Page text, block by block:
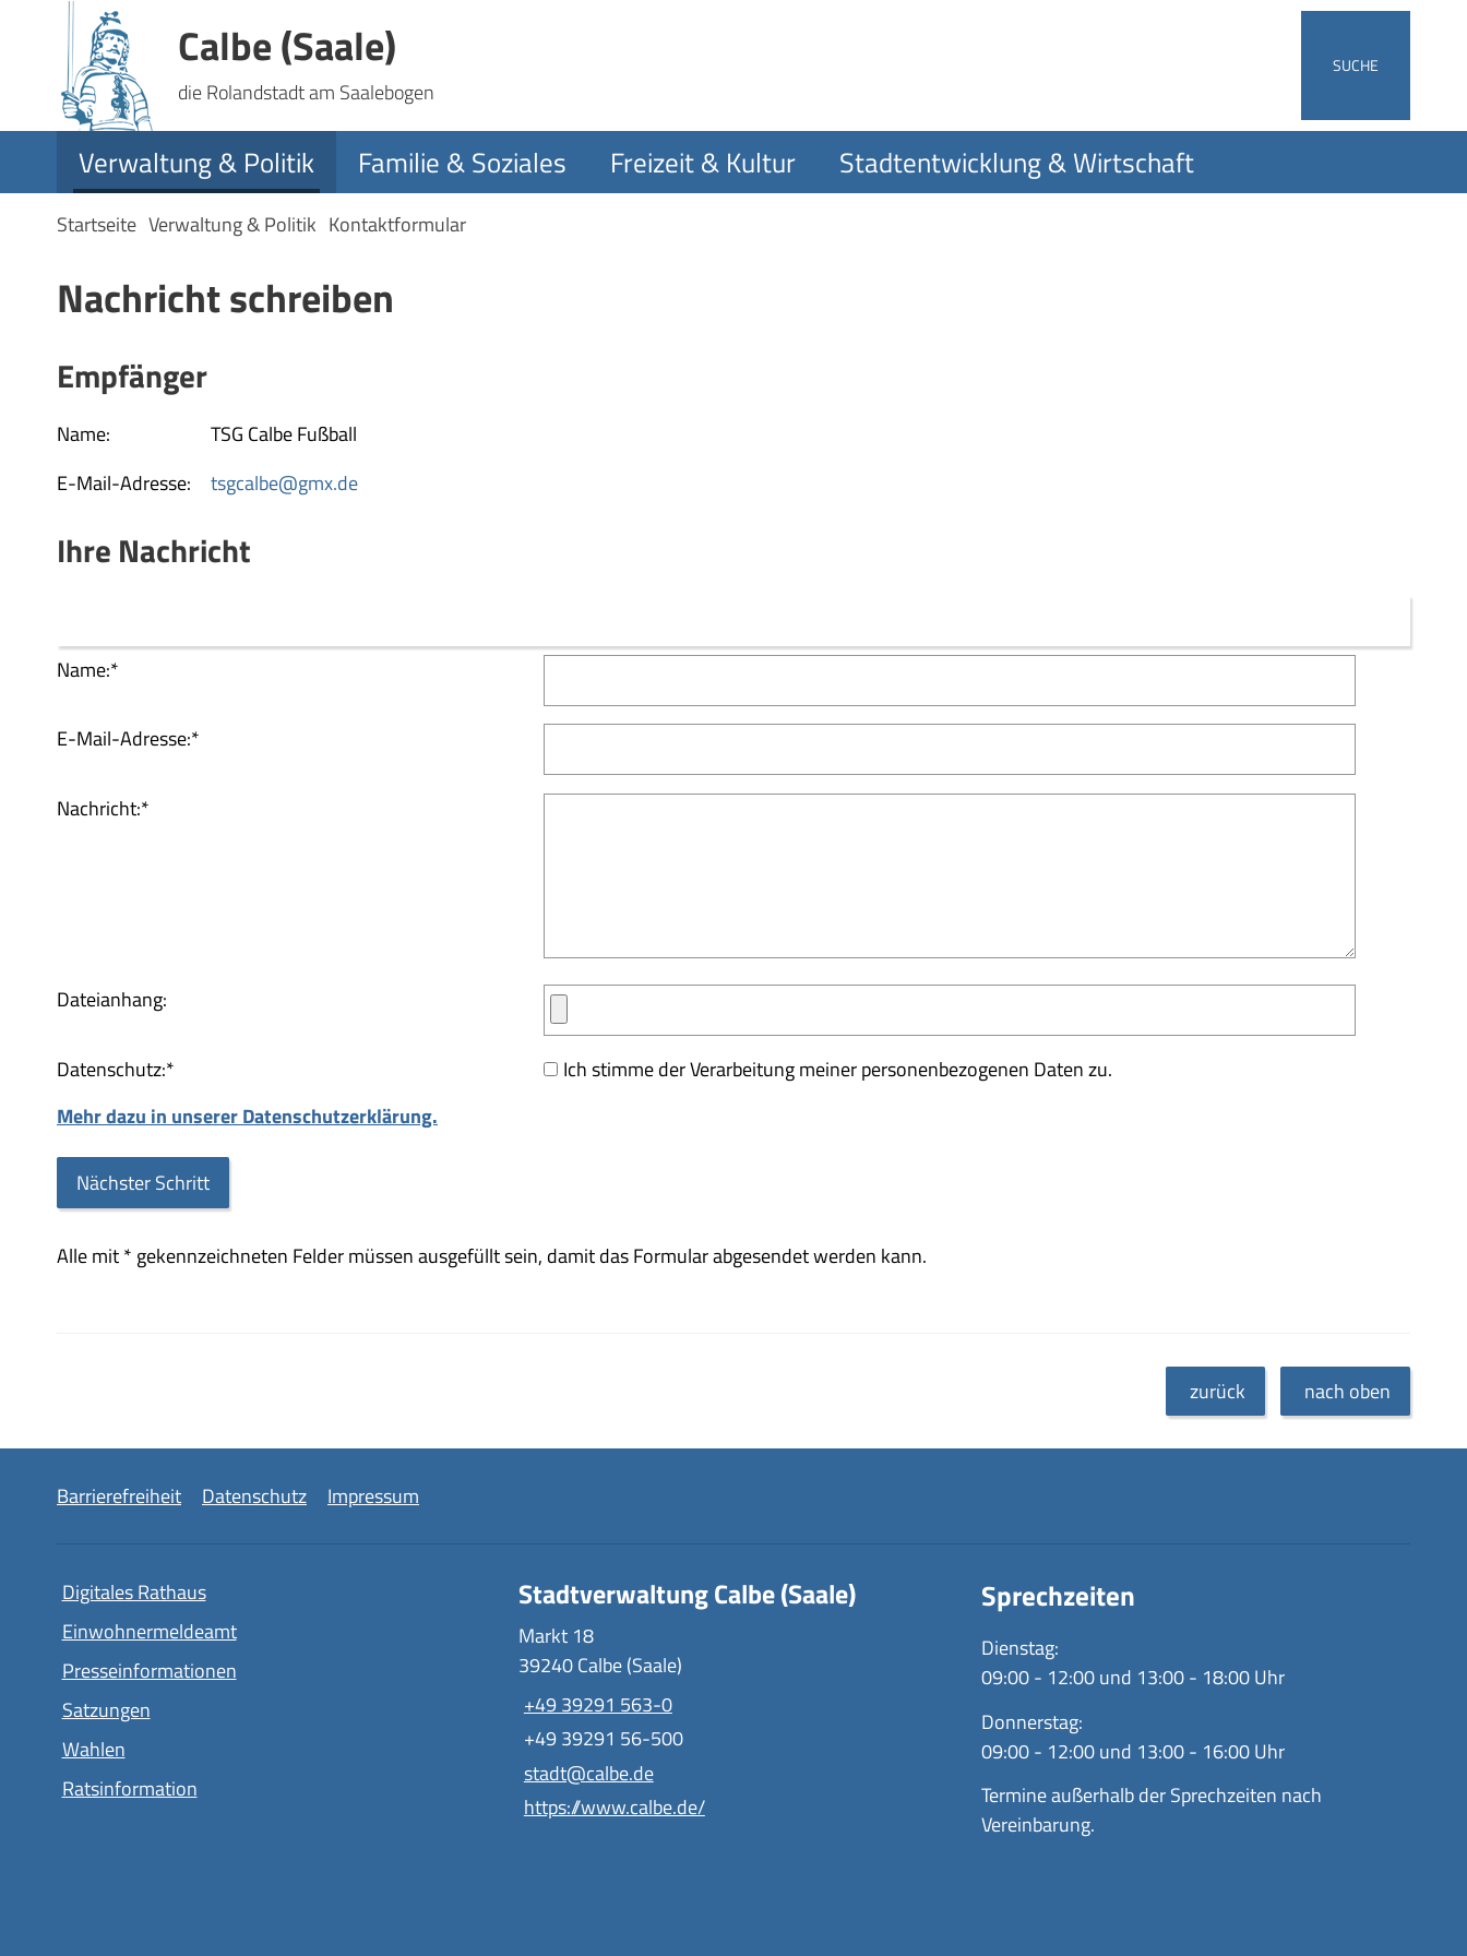
Calbe (Saale)
die Rolandstadt am Saalebogen
SUCHE
Verwaltung & Politik Familie & Soziales Freizeit & Kultur Stadtentwicklung & Wirtschaft
Startseite Verwaltung & Politik Kontaktformular
Nachricht schreiben
Empfänger
Name:
TSG Calbe Fußball
E-Mail-Adresse:
tsgcalbe@gmx.de
Ihre Nachricht
Name:*
E-Mail-Adresse:*
Nachricht:*
Dateianhang:
Datenschutz:*
Ich stimme der Verarbeitung meiner personenbezogenen Daten zu.
Mehr dazu in unserer Datenschutzerklärung.
Alle mit* gekennzeichneten Felder müssen ausgefüllt sein, damit das Formular abgesendet werden kann.
zurück nach oben
Barrierefreiheit Datenschutz Impressum
Digitales Rathaus
Einwohnermeldeamt
Presseinformationen
Satzungen
Wahlen
Ratsinformation
Stadtverwaltung Calbe (Saale)
Markt 18
39240 Calbe (Saale)
+49 39291 563-0
+49 39291 56-500
stadt@calbe.de
https://www.calbe.de/
Sprechzeiten
Dienstag:
09:00 - 12:00 und 13:00 - 18:00 Uhr
Donnerstag:
09:00 - 12:00 und 13:00 - 16:00 Uhr
Termine außerhalb der Sprechzeiten nach
Vereinbarung.